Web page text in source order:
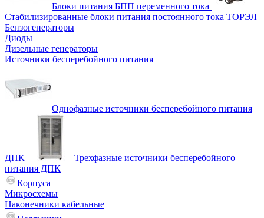
Блоки питания БПП переменного тока
Стабилизированные блоки питания постоянного тока ТОРЭЛ
Бензогенераторы
Диоды
Дизельные генераторы
Источники бесперебойного питания
Однофазные источники бесперебойного питания
ДПК
Трехфазные источники бесперебойного
питания ДПК
Корпуса
Микросхемы
Наконечники кабельные